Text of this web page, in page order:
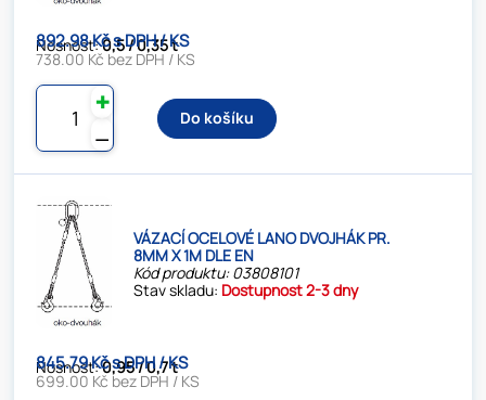
Nosnost:0,5 / 0,35 t
892.98 Kč s DPH / KS
738.00 Kč bez DPH / KS
⚊
✚
Do košíku
VÁZACÍ OCELOVÉ LANO DVOJHÁK PR.
8MM X 1M DLE EN
Kód produktu: 03808101
Stav skladu: Dostupnost 2-3 dny
Nosnost:0,95 / 0,7 t
845.79 Kč s DPH / KS
699.00 Kč bez DPH / KS